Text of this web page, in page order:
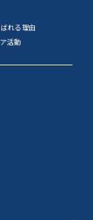
れる理由
活動